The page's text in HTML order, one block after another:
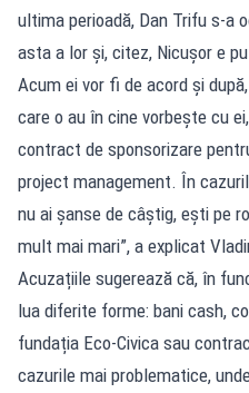
ultima perioadă, Dan Trifu s-a
asta a lor și, citez, Nicușor e
Acum ei vor fi de acord și
care o au în cine vorbește cu
contract de sponsorizare
project management. În
nu ai șanse de câștig, ești pe
mult mai mari”, a explicat
Acuzațiile sugerează că, în
lua diferite forme: bani cash,
fundația Eco-Civica sau
cazurile mai problematice,